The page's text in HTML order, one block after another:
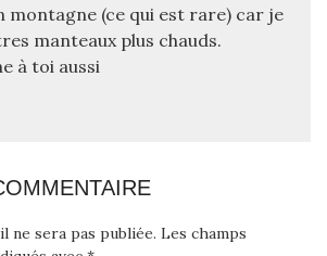
montagne (ce qui est rare) car je
manteaux plus chauds.
à toi aussi
ne sera pas publiée. Les champs